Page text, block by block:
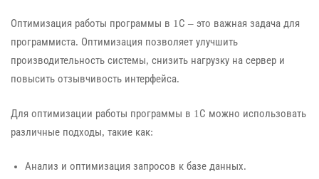
Оптимизация работы программы в 1С – это важная задача для
программиста. Оптимизация позволяет улучшить
производительность системы, снизить нагрузку на сервер и
повысить отзывчивость интерфейса.
Для оптимизации работы программы в 1С можно использовать
различные подходы, такие как:
Анализ и оптимизация запросов к базе данных.